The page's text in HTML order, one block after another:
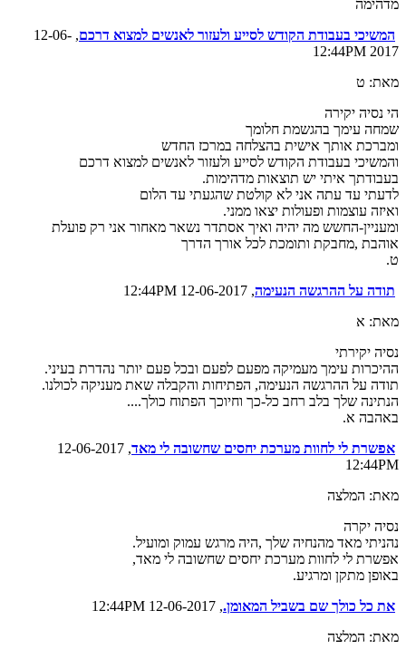
מדהימה
המשיכי בעבודת הקודש לסייע ולעזור לאנשים למצוא דרכם , 12-06-
2017 12:44PM
מאת: ט
הי נסיה יקירה
שמחה עימך בהגשמת חלומך
ומברכת אותך אישית בהצלחה במרכז החדש
והמשיכי בעבודת הקודש לסייע ולעזור לאנשים למצוא דרכם
בעבודתך איתי יש תוצאות מדהימות.
לדעתי עד עתה אני לא קולטת שהגעתי עד הלום
ואיזה עוצמות ופעולות יצאו ממני.
ומעניין-החשש מה יהיה ואיך אסתדר נשאר מאחור אני רק פועלת
אוהבת ,מחבקת ותומכת לכל אורך הדרך
ט.
תודה על ההרגשה הנעימה, 12-06-2017 12:44PM
מאת: א
נסיה יקירתי
ההיכרות עימך מעמיקה מפעם לפעם ובכל פעם יותר נהדרת בעיני.
תודה על ההרגשה הנעימה, הפתיחות והקבלה שאת מעניקה לכולנו.
הנתינה שלך בלב רחב כל-כך וחיוכך הפתוח כולך....
באהבה א.
אפשרת לי לחוות מערכת יחסים שחשובה לי מאד , 12-06-2017
12:44PM
מאת: המלצה
נסיה יקרה
נהניתי מאד מהנחיה שלך ,היה מרגש עמוק ומועיל.
אפשרת לי לחוות מערכת יחסים שחשובה לי מאד,
באופן מתקן ומרגיע.
את כל כולך שם בשביל המאומן., 12-06-2017 12:44PM
מאת: המלצה